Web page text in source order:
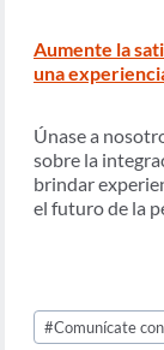
Aumente la
una
Únase a
sobre la
brindar
el futuro de la
Post
Tags:
#Comunícate